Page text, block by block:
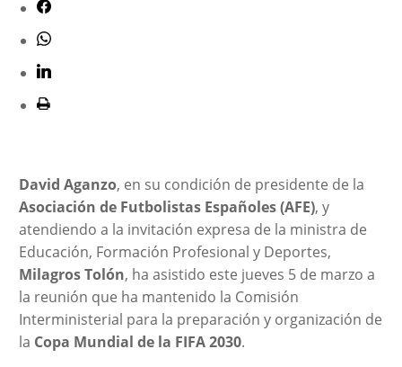
David Aganzo, en su condición de presidente de la
Asociación de Futbolistas Españoles (AFE), y
atendiendo a la invitación expresa de la ministra de
Educación, Formación Profesional y Deportes,
Milagros Tolón, ha asistido este jueves 5 de marzo a
la reunión que ha mantenido la Comisión
Interministerial para la preparación y organización de
la Copa Mundial de la FIFA 2030.